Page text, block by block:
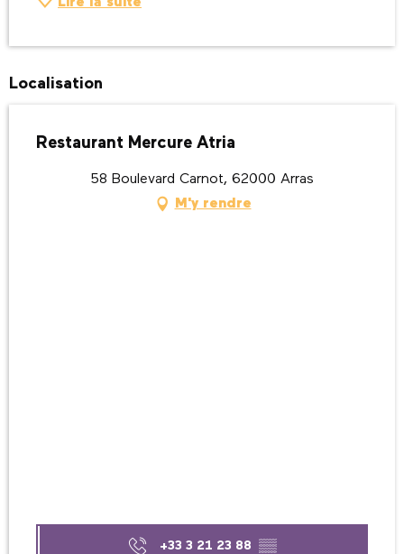
Lire la suite
Localisation
Restaurant Mercure Atria
58 Boulevard Carnot, 62000 Arras
M'y rendre
+33 3 21 23 88 ▒▒